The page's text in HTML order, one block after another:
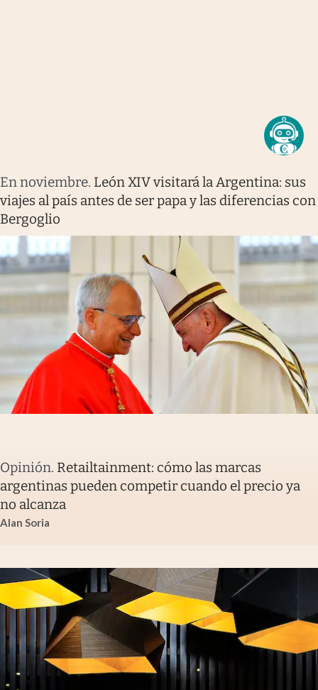
En noviembre. León XIV visitará la Argentina: sus
viajes al país antes de ser papa y las diferencias con
Bergoglio
Opinión. Retailtainment: cómo las marcas
argentinas pueden competir cuando el precio ya
no alcanza
Alan Soria